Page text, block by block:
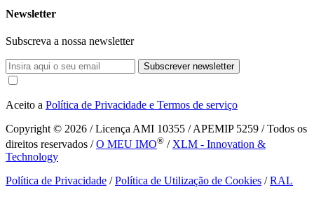
Newsletter
Subscreva a nossa newsletter
Subscrever newsletter
Aceito a Política de Privacidade e Termos de serviço
Copyright © 2026 / Licença AMI 10355 / APEMIP 5259 / Todos os
direitos reservados /O MEU IMO® / XLM - Innovation &
Technology
Política de Privacidade /Política de Utilização de Cookies /RAL